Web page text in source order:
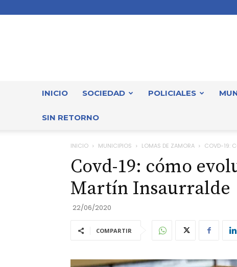
INICIO SOCIEDAD POLICIALES
SIN RETORNO
INICIO MUNICIPIOS LOMAS DE ZAMORA COVD-19:
Covd-19: cómo
Martín Insaurralde
22/06/2020
COMPARTIR